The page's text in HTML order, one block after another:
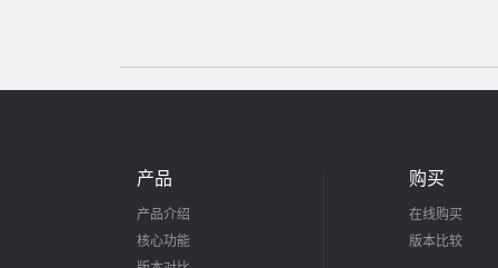
产品
产品介绍
核心功能
购买
在线购买
版本比较